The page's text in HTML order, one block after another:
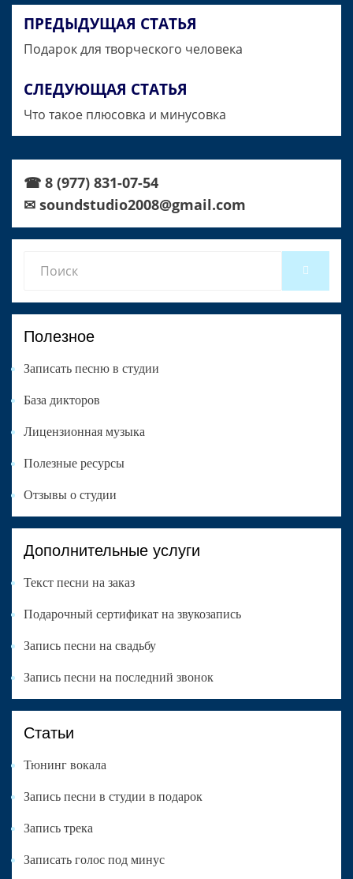
Навигация
по
записям
ПРЕДЫДУЩАЯ СТАТЬЯ
Подарок для творческого человека
СЛЕДУЮЩАЯ СТАТЬЯ
Что такое плюсовка и минусовка
☎ 8 (977) 831-07-54
✉ soundstudio2008@gmail.com
for:
Полезное
Записать песню в студии
База дикторов
Лицензионная музыка
Полезные ресурсы
Отзывы о студии
Дополнительные услуги
Текст песни на заказ
Подарочный сертификат на звукозапись
Запись песни на свадьбу
Запись песни на последний звонок
Статьи
Тюнинг вокала
Запись песни в студии в подарок
Запись трека
Записать голос под минус